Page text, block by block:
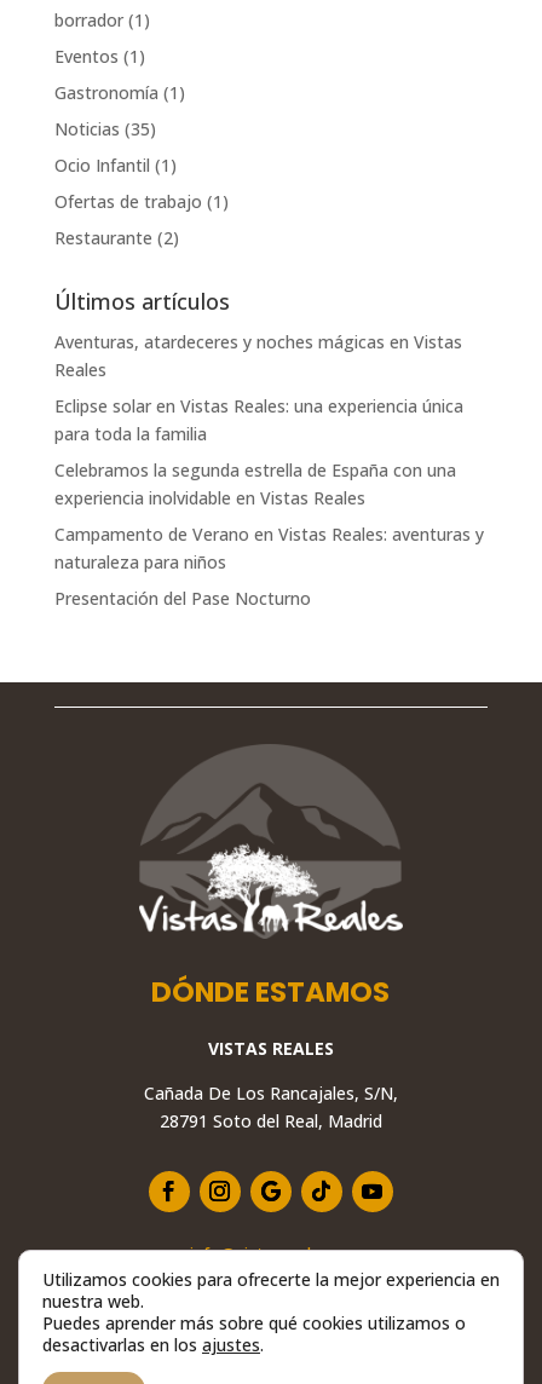
borrador(1)
Eventos (1)
Gastronomía (1)
Noticias (35)
Ocio Infantil (1)
Ofertas de trabajo (1)
Restaurante (2)
Últimos artículos
Aventuras, atardeceres y noches mágicas en Vistas
Reales
Eclipse solar en Vistas Reales: una experiencia única
para toda la familia
Celebramos la segunda estrella de España con una
experiencia inolvidable en Vistas Reales
Campamento de Verano en Vistas Reales: aventuras y
naturaleza para niños
Presentación del Pase Nocturno
DÓNDE ESTAMOS
VISTAS REALES
Cañada De Los Rancajales, S/N,
28791 Soto del Real, Madrid
info@vistasreales.es
+34 629 234 558
Utilizamos cookies para ofrecerte la mejor experiencia en
nuestra web.
Puedes aprender más sobre qué cookies utilizamos o
desactivarlas en los ajustes.